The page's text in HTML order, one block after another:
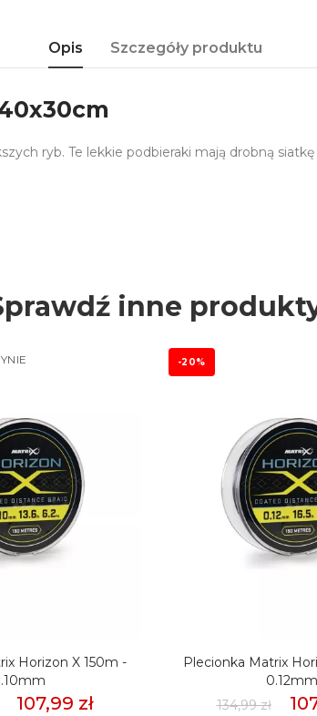
Opis Szczegóły produktu
ryb. Te lekkie podbieraki mają drobną
inne
Horizon X 150m -
107,99 zł
-20%
Plecionka Matrix
0.12mm
134,99 zł